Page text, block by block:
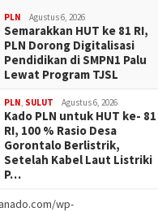
PLN Agustus 6, 2026
Semarakkan HUT ke 81 RI,
PLN Dorong Digitalisasi
Pendidikan di SMPN1 Palu
Lewat Program TJSL
PLN SULUT Agustus 6, 2026
Kado PLN untuk HUT ke- 81
RI, 100 % Rasio Desa
Gorontalo Berlistrik,
Setelah Kabel Laut Listriki
P…
wp-